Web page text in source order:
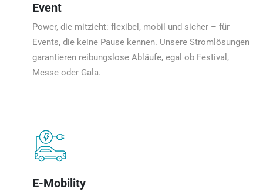
Event
Power, die mitzieht: flexibel, mobil und sicher – für
Events, die keine Pause kennen. Unsere Stromlösungen
garantieren reibungslose Abläufe, egal ob Festival,
Messe oder Gala.
E-Mobility